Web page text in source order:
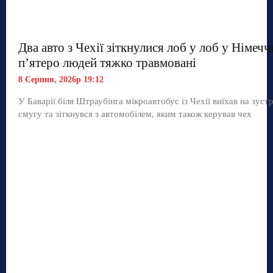
Два авто з Чехії зіткнулися лоб у лоб у
п’ятеро людей тяжко травмовані
8 Серпня, 2026р 19:12
У Баварії біля Штраубінга мікроавтобус із Чехії виїхав на
смугу та зіткнувся з автомобілем, яким також керував чех